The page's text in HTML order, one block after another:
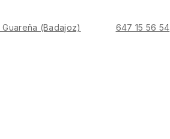
(Badajoz) 647 15 56 54